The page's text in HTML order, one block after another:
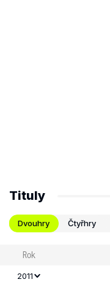
Tituly
Dvouhry Čtyřhry
Rok
2011